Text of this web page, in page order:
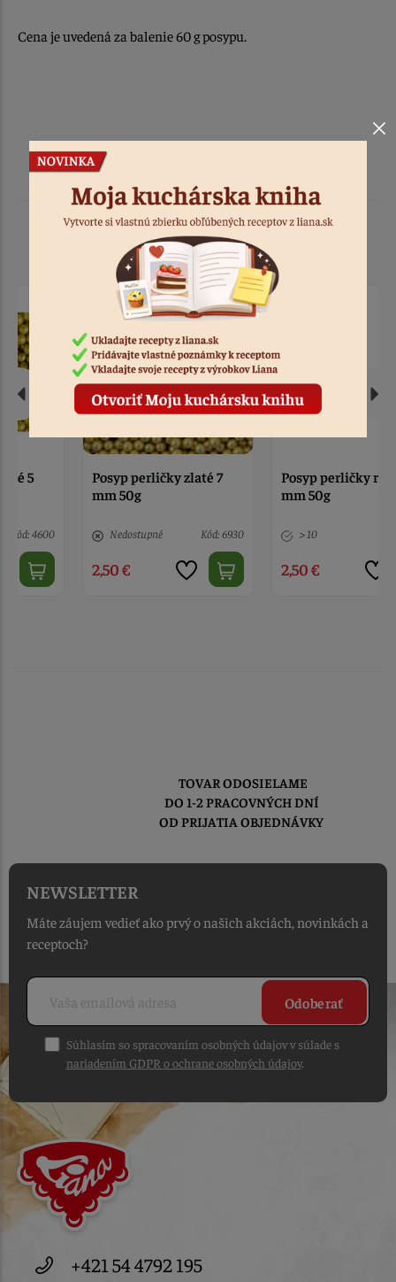
Cena je uvedená za balenie 60 g posypu.
Podobné produkty
Posyp perličky zlaté 7
Nedostupné Kód: 6930
2,50 €
Posyp perličky ružové 7
> 10
2,50 €
TOVAR ODOSIELAME
DO 1-2 PRACOVNÝCH DNÍ
OD PRIJATIA OBJEDNÁVKY
NEWSLETTER
Máte záujem vedieť ako prvý o našich akciách, novinkách a
receptoch?
Odoberať
Súhlasím so spracovaním osobných údajov v súlade s
nariadením GDPR o ochrane osobných údajov.
+421 54 4792 195